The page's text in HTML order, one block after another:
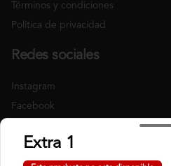
Términos y condiciones
Política de privacidad
Redes sociales
Instagram
Facebook
Mi cuenta
Extra 1